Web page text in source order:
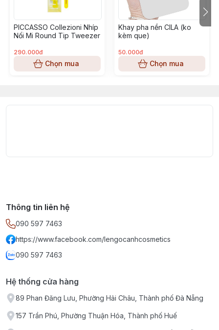
PICCASSO Collezioni Nhíp
Nối Mi Round Tip Tweezer
290.000đ
Chọn mua
Khay pha nền CILA (ko
kèm que)
50.000đ
Chọn mua
Thông tin liên hệ
090 597 7463
https://www.facebook.com/lengocanhcosmetics
090 597 7463
Hệ thống cửa hàng
89 Phan Đăng Lưu, Phường Hải Châu, Thành phố Đà Nẵng
157 Trần Phú, Phường Thuận Hóa, Thành phố Huế